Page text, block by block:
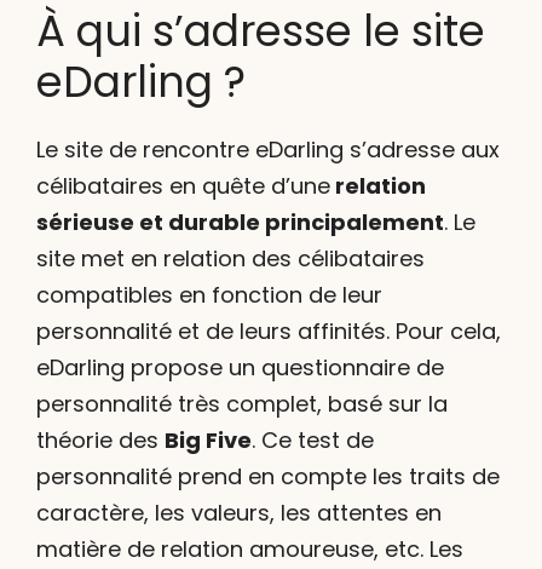
À qui s’adresse le site
eDarling ?
Le site de rencontre eDarling s’adresse aux
célibataires en quête d’une relation
sérieuse et durable principalement. Le
site met en relation des célibataires
compatibles en fonction de leur
personnalité et de leurs affinités. Pour cela,
eDarling propose un questionnaire de
personnalité très complet, basé sur la
théorie des Big Five. Ce test de
personnalité prend en compte les traits de
caractère, les valeurs, les attentes en
matière de relation amoureuse, etc. Les